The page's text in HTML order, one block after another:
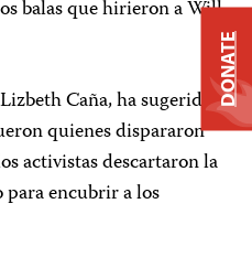
balas que hirieron a Will
Caña, ha sugerido
quienes dispararon
activistas descartaron la
encubrir a los
DONATE